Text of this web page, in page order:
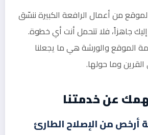
من أعمال الرافعة الكبيرة ننسّق
إليك جاهزاً، فلا تتحمل أنت أي خطوة.
الموقع والورشة هي ما يجعلنا
وما حولها.
عن خدمتنا
أرخص من الإصلاح الطارئ